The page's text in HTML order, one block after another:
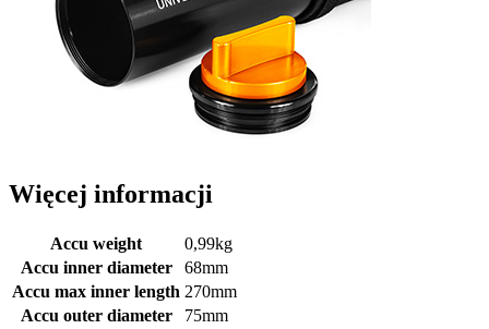
Więcej informacji
Accu weight
0,99kg
Accu inner diameter
68mm
Accu max inner length 270mm
Accu outer diameter
75mm